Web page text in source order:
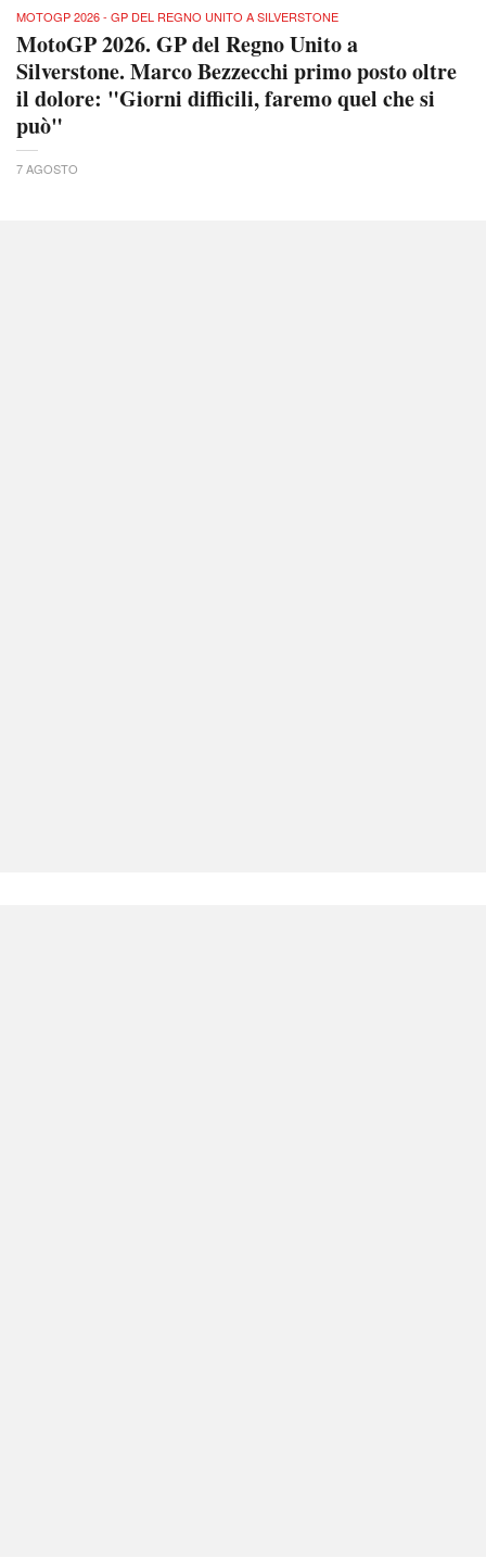
MOTOGP 2026 - GP DEL REGNO UNITO A SILVERSTONE
MotoGP 2026. GP del Regno Unito a
Silverstone. Marco Bezzecchi primo posto oltre
il dolore: "Giorni difficili, faremo quel che si
può"
7 AGOSTO